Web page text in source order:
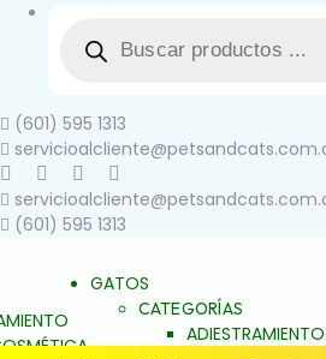
(601) 595 1313
(601) 595 1313
GATOS
CATEGORÍAS
ADIESTRAMIENTO